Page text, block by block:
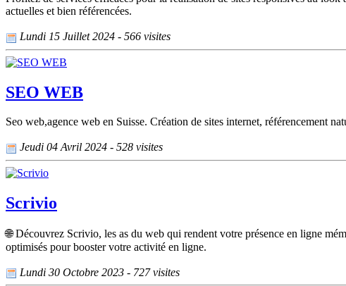
actuelles et bien référencées.
Lundi 15 Juillet 2024 - 566 visites
SEO WEB
Seo web,agence web en Suisse. Création de sites internet, référencement
Jeudi 04 Avril 2024 - 528 visites
Scrivio
🌐 Découvrez Scrivio, les as du web qui rendent votre présence en ligne
optimisés pour booster votre activité en ligne.
Lundi 30 Octobre 2023 - 727 visites